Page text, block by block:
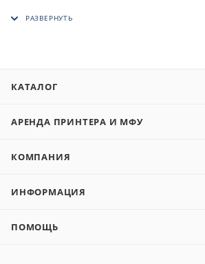
/ M2135dn / M2635dn / M2735dw /
FS-3140MFP+ / FS-3540MFP / FS-
С РАЗБОРА ОРИГИНАЛ
КАТАЛОГ
АРЕНДА ПРИНТЕРА И МФУ
КОМПАНИЯ
ИНФОРМАЦИЯ
ПОМОЩЬ